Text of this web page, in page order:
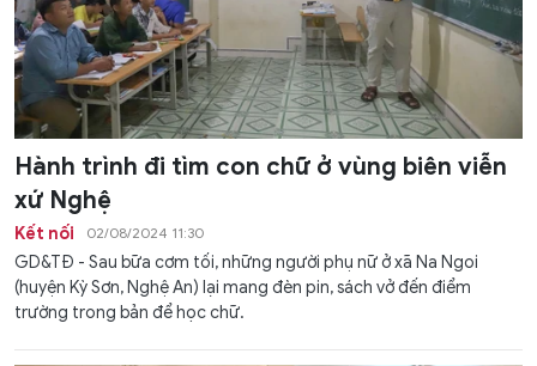
Hành trình đi tìm con chữ ở vùng biên viễn
xứ Nghệ
Kết nối 02/08/2024 11:30
GD&TĐ - Sau bữa cơm tối, những người phụ nữ ở xã Na Ngoi
(huyện Kỳ Sơn, Nghệ An) lại mang đèn pin, sách vở đến điểm
trường trong bản để học chữ.